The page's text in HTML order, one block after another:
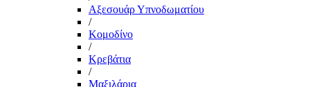
Αξεσουάρ Υπνοδωματίου
/
Κομοδίνο
/
Κρεβάτια
/
Μαξιλάρια